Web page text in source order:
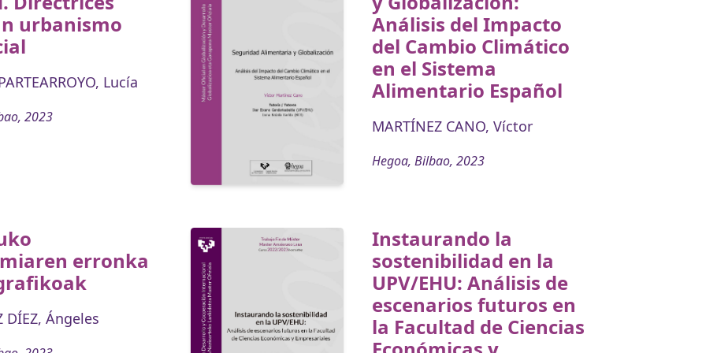
urbanismo
Lucía
2023
Análisis del Impacto
del Cambio Climático
en el Sistema
Alimentario Español
MARTÍNEZ CANO, Víctor
Hegoa, Bilbao, 2023
erronka
DÍEZ, Ángeles
Instaurando la
sostenibilidad en la
UPV/EHU: Análisis de
escenarios futuros en
la Facultad de Ciencias